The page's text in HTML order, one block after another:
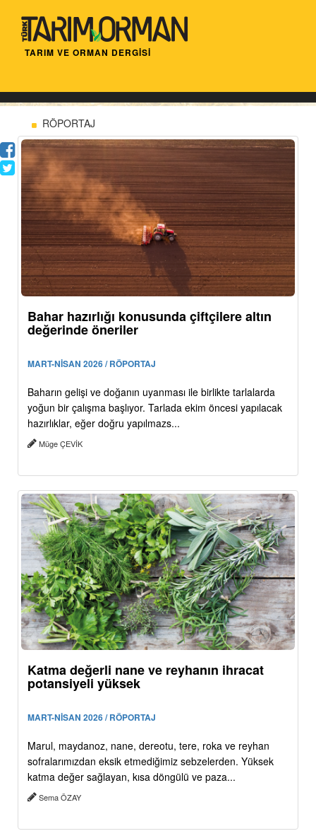
TARIM VE ORMAN DERGİSİ
RÖPORTAJ
Bahar hazırlığı konusunda çiftçilere altın
değerinde öneriler
MART-NİSAN 2026 / RÖPORTAJ
Baharın gelişi ve doğanın uyanması ile birlikte tarlalarda
yoğun bir çalışma başlıyor. Tarlada ekim öncesi yapılacak
hazırlıklar, eğer doğru yapılmazs...
Müge ÇEVİK
Katma değerli nane ve reyhanın ihracat
potansiyeli yüksek
MART-NİSAN 2026 / RÖPORTAJ
Marul, maydanoz, nane, dereotu, tere, roka ve reyhan
sofralarımızdan eksik etmediğimiz sebzelerden. Yüksek
katma değer sağlayan, kısa döngülü ve paza...
Sema ÖZAY